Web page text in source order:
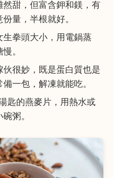
然甜，但富含鉀和鎂，有
量，半根就好。
生拳頭大小，用電鍋蒸
。
伙很妙，既是蛋白質也是
一包，解凍就能吃。
匙的燕麥片，用熱水或
粥。